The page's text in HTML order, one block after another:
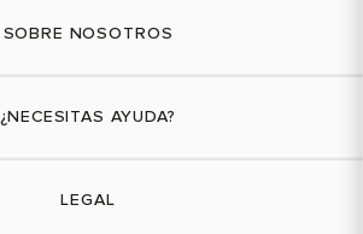
SOBRE NOSOTROS
¿NECESITAS AYUDA?
LEGAL